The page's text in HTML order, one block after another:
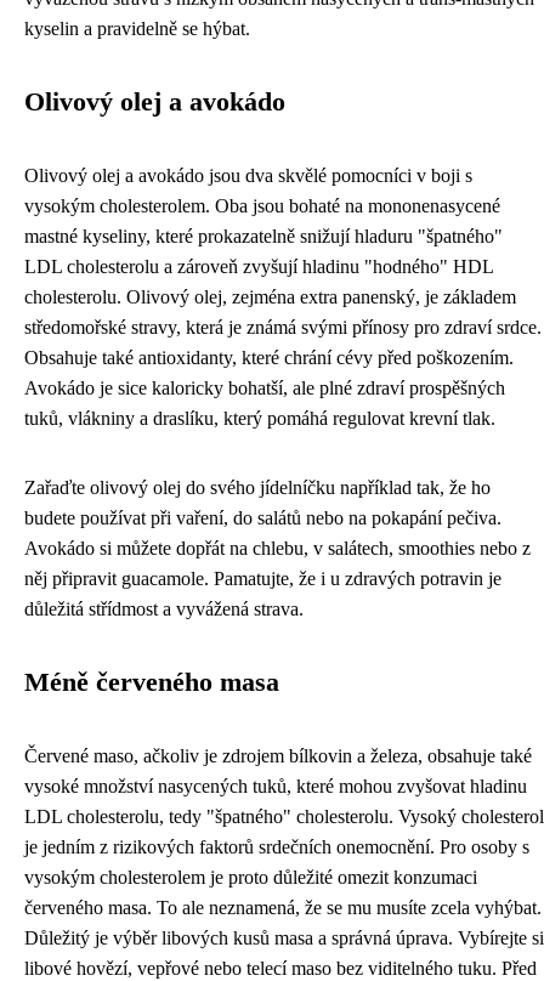
kyselin a pravidelně se hýbat.
Olivový olej a avokádo
Olivový olej a avokádo jsou dva skvělé pomocníci v boji s
vysokým cholesterolem. Oba jsou bohaté na mononenasycené
mastné kyseliny, které prokazatelně snižují hladuru "špatného"
LDL cholesterolu a zároveň zvyšují hladinu "hodného" HDL
cholesterolu. Olivový olej, zejména extra panenský, je základem
středomořské stravy, která je známá svými přínosy pro zdraví srdce.
Obsahuje také antioxidanty, které chrání cévy před poškozením.
Avokádo je sice kaloricky bohatší, ale plné zdraví prospěšných
tuků, vlákniny a draslíku, který pomáhá regulovat krevní tlak.
Zařaďte olivový olej do svého jídelníčku například tak, že ho
budete používat při vaření, do salátů nebo na pokapání pečiva.
Avokádo si můžete dopřát na chlebu, v salátech, smoothies nebo z
něj připravit guacamole. Pamatujte, že i u zdravých potravin je
důležitá střídmost a vyvážená strava.
Méně červeného masa
Červené maso, ačkoliv je zdrojem bílkovin a železa, obsahuje také
vysoké množství nasycených tuků, které mohou zvyšovat hladinu
LDL cholesterolu, tedy "špatného" cholesterolu. Vysoký cholesterol
je jedním z rizikových faktorů srdečních onemocnění. Pro osoby s
vysokým cholesterolem je proto důležité omezit konzumaci
červeného masa. To ale neznamená, že se mu musíte zcela vyhýbat.
Důležitý je výběr libových kusů masa a správná úprava. Vybírejte si
libové hovězí, vepřové nebo telecí maso bez viditelného tuku. Před